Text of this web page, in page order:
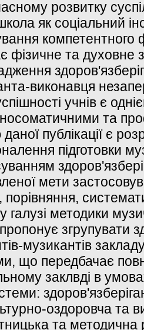
розвитку
як соціальний
компетентного
фізичне та духовне
виконавця
учнів є
та
публікації є
підготовки
мети
порівняння,
галузі методики
згрупувати
музикантів
що передбачає
заклвді в
оздоровча та
та